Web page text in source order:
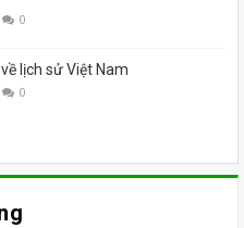
0
lịch sử Việt Nam
0